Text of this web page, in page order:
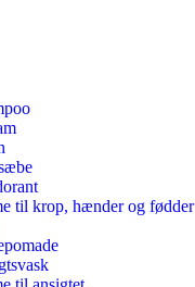
til krop, hænder og fødder